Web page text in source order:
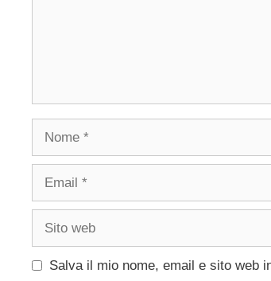
Nome
Email
Sito
Salva il mio nome, email e sito web